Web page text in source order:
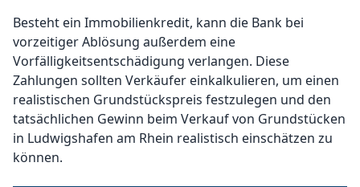
Besteht ein Immobilienkredit, kann die Bank bei
vorzeitiger Ablösung außerdem eine
Vorfälligkeitsentschädigung verlangen. Diese
Zahlungen sollten Verkäufer einkalkulieren, um einen
realistischen Grundstückspreis festzulegen und den
tatsächlichen Gewinn beim Verkauf von Grundstücken
in Ludwigshafen am Rhein realistisch einschätzen zu
können.